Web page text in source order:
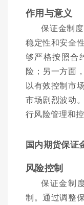
作用与意义
保证金制
稳定性和安全
够严格按照合
险；另一方面
以有效控制市
市场剧烈波动
行风险管理和
国内期货保证
风险控制
保证金制
制。通过调整